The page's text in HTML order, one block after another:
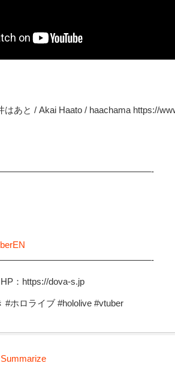
はあと / Akai Haato / haachama https://
：https://dova-s.jp
#ホロライブ #hololive #vtuber